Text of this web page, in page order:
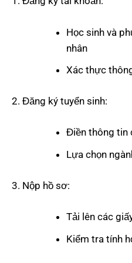
Học sinh và
nhân
Xác thực
Đăng ký tuyển sinh:
Điền thông tin
Lựa chọn
Nộp hồ sơ:
Tải lên các
Kiểm tra tính